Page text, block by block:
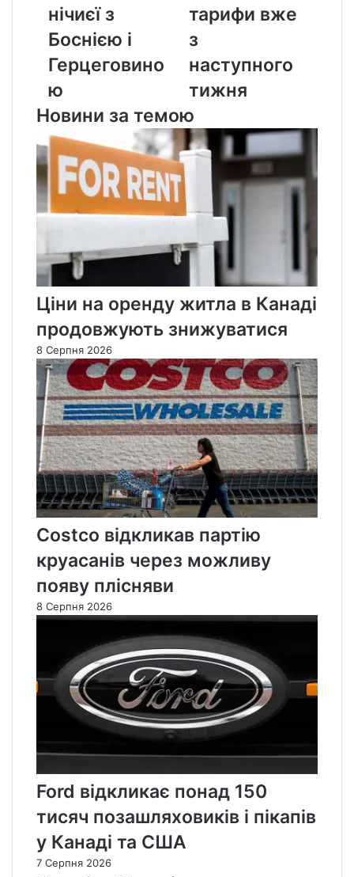
нічиєї
з
Боснією
і
Герцеговиною
нічиєї з
Боснією і
Герцеговино
ю
наступного
тижня
тарифи вже
з
наступного
тижня
Новини за темою
Ціни на оренду житла в Канаді
продовжують знижуватися
8 Серпня 2026
Costco відкликав партію
круасанів через можливу
появу плісняви
8 Серпня 2026
Ford відкликає понад 150
тисяч позашляховиків і пікапів
у Канаді та США
7 Серпня 2026